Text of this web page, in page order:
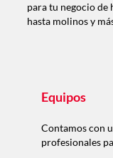
para tu negocio de
hasta molinos y
Equipos
Contamos con
profesionales